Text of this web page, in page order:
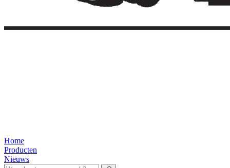
Home
Producten
Nieuws